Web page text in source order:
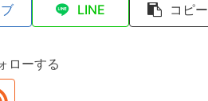
LINE コピー
ローする